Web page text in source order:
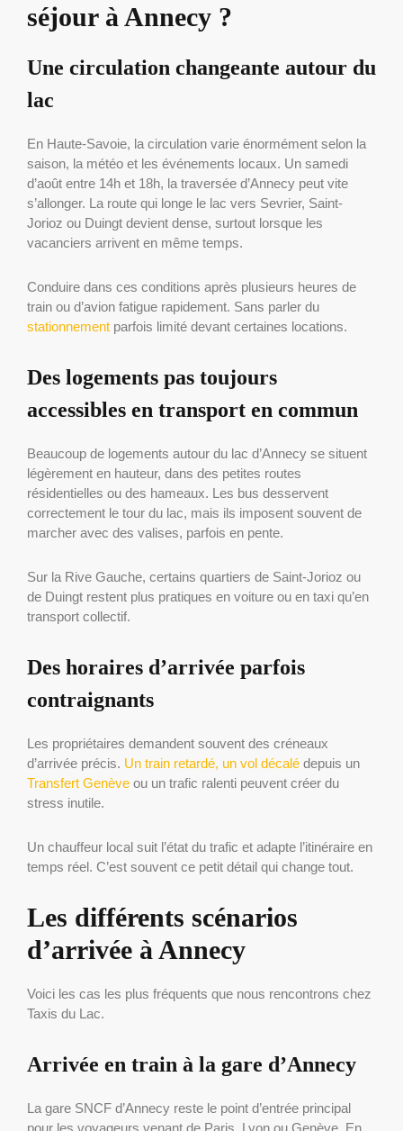
séjour à Annecy ?
Une circulation changeante autour du
lac
En Haute-Savoie, la circulation varie énormément selon la
saison, la météo et les événements locaux. Un samedi
d’août entre 14h et 18h, la traversée d’Annecy peut vite
s’allonger. La route qui longe le lac vers Sevrier, Saint-
Jorioz ou Duingt devient dense, surtout lorsque les
vacanciers arrivent en même temps.
Conduire dans ces conditions après plusieurs heures de
train ou d’avion fatigue rapidement. Sans parler du
stationnement parfois limité devant certaines locations.
Des logements pas toujours
accessibles en transport en commun
Beaucoup de logements autour du lac d’Annecy se situent
légèrement en hauteur, dans des petites routes
résidentielles ou des hameaux. Les bus desservent
correctement le tour du lac, mais ils imposent souvent de
marcher avec des valises, parfois en pente.
Sur la Rive Gauche, certains quartiers de Saint-Jorioz ou
de Duingt restent plus pratiques en voiture ou en taxi qu’en
transport collectif.
Des horaires d’arrivée parfois
contraignants
Les propriétaires demandent souvent des créneaux
d’arrivée précis. Un train retardé, un vol décalé depuis un
Transfert Genève ou un trafic ralenti peuvent créer du
stress inutile.
Un chauffeur local suit l’état du trafic et adapte l’itinéraire en
temps réel. C’est souvent ce petit détail qui change tout.
Les différents scénarios
d’arrivée à Annecy
Voici les cas les plus fréquents que nous rencontrons chez
Taxis du Lac.
Arrivée en train à la gare d’Annecy
La gare SNCF d’Annecy reste le point d’entrée principal
pour les voyageurs venant de Paris, Lyon ou Genève. En